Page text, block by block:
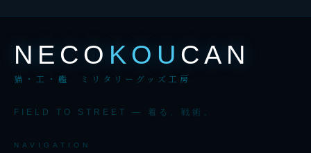
NECO KOU CAN
猫・工・艦 ミリタリーグッズ工房
FIELD TO STREET — 着る、戦術。
NAVIGATION